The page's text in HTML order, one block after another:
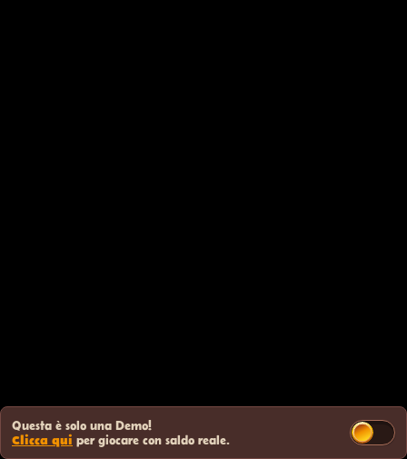
Questa è solo una Demo!
Clicca qui per giocare con saldo reale.